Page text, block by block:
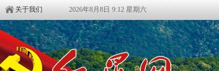
关于我们 2026年8月8日 9:12 星期六